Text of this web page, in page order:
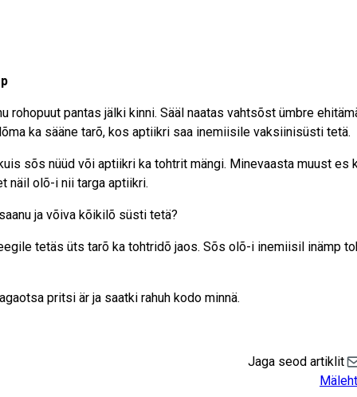
rohopuut pantas jälki kinni. Sääl naatas vahtsõst ümbre
ka sääne tarõ, kos aptiikri saa inemiisile vaksiinisüsti tetä.
sõs nüüd või aptiikri ka tohtrit mängi. Minevaasta muust es
näil olõ-i nii targa aptiikri.
ja võiva kõikilõ süsti tetä?
tetäs üts tarõ ka tohtridõ jaos. Sõs olõ-i inemiisil inämp
pritsi är ja saatki rahuh kodo minnä.
Jaga seod artiklit